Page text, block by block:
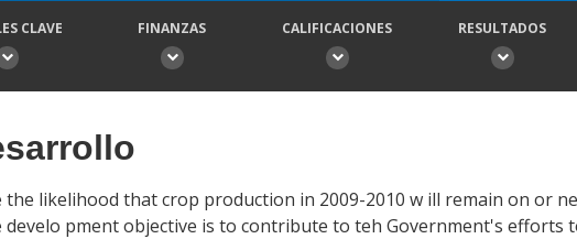
CLAVE FINANZAS CALIFICACIONES RESULTADOS
the likelihood that crop production in 2009-2010 w ill remain on or
develo pment objective is to contribute to teh Government's efforts